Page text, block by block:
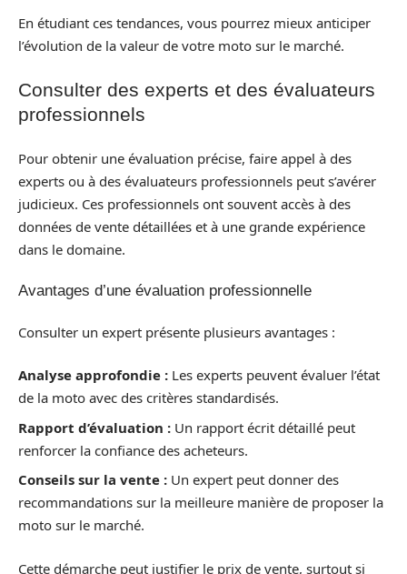
En étudiant ces tendances, vous pourrez mieux anticiper
l’évolution de la valeur de votre moto sur le marché.
Consulter des experts et des évaluateurs
professionnels
Pour obtenir une évaluation précise, faire appel à des
experts ou à des évaluateurs professionnels peut s’avérer
judicieux. Ces professionnels ont souvent accès à des
données de vente détaillées et à une grande expérience
dans le domaine.
Avantages d’une évaluation professionnelle
Consulter un expert présente plusieurs avantages :
Analyse approfondie : Les experts peuvent évaluer l’état
de la moto avec des critères standardisés.
Rapport d’évaluation : Un rapport écrit détaillé peut
renforcer la confiance des acheteurs.
Conseils sur la vente : Un expert peut donner des
recommandations sur la meilleure manière de proposer la
moto sur le marché.
Cette démarche peut justifier le prix de vente, surtout si